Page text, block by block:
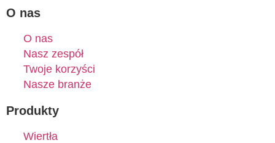
O nas
O nas
Nasz zespół
Twoje korzyści
Nasze branże
Produkty
Wiertła